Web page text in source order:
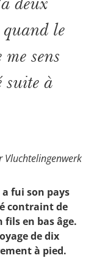
le
sens
suite à
Vluchtelingenwerk
fui son pays
contraint de
en bas âge.
de dix
à pied.